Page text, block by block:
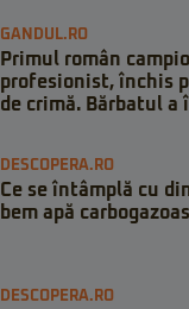
GANDUL.RO
Primul român
profesionist, închis
de crimă. Bărbatul a
DESCOPERA.RO
Ce se întâmplă cu
bem apă
DESCOPERA.RO